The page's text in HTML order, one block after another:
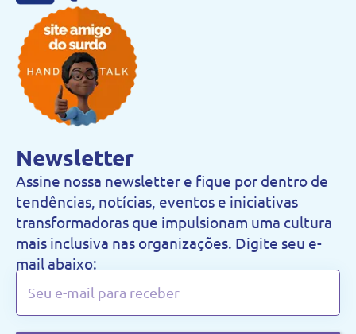
Newsletter
Assine nossa newsletter e fique por dentro de
tendências, notícias, eventos e iniciativas
transformadoras que impulsionam uma cultura
mais inclusiva nas organizações. Digite seu e-
mail abaixo: